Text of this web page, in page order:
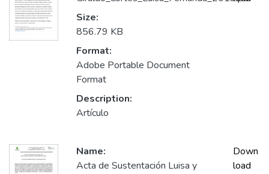
Size:
856.79 KB
Format:
Adobe Portable Document
Format
Description:
Artículo
Name:
Acta de Sustentación Luisa y
Down
load